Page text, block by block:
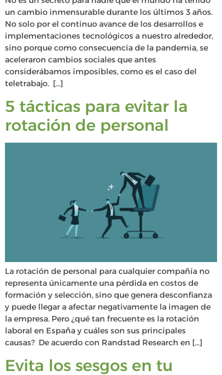
un cambio inmensurable durante los últimos 3 años.
No solo por el continuo avance de los desarrollos e
implementaciones tecnológicos a nuestro alrededor,
sino porque como consecuencia de la pandemia, se
aceleraron cambios sociales que antes
considerábamos imposibles, como es el caso del
teletrabajo. […]
5 tácticas para evitar la
rotación de personal
La rotación de personal para cualquier compañía no
representa únicamente una pérdida en costos de
formación y selección, sino que genera desconfianza
y puede llegar a afectar negativamente la imagen de
la empresa. Pero ¿qué tan frecuente es la rotación
laboral en España y cuáles son sus principales
causas? De acuerdo con Randstad Research en […]
Evita los sesgos en tu